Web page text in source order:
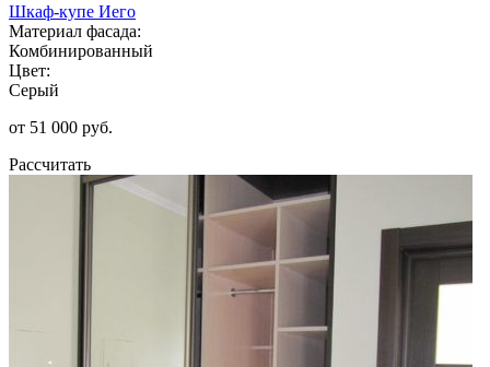
Шкаф-купе Иего
Материал фасада:
Комбинированный
Цвет:
Серый
от 51 000 руб.
Рассчитать